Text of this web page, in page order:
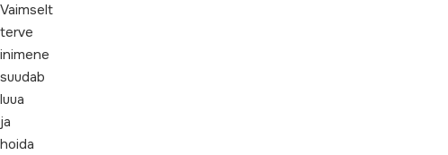
Vaimselt
terve
inimene
suudab
luua
ja
hoida